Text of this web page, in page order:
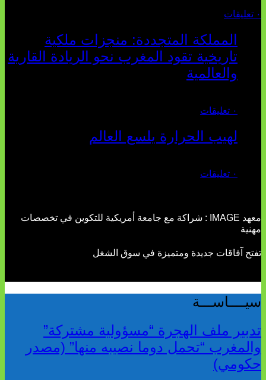
٠ تعليقات
المملكة المتجددة: منجزات ملكية
تاريخية تقود المغرب نحو الريادة القارية
والعالمية
٠ تعليقات
لهيب الحرارة يلسع العالم
٠ تعليقات
معهد IMAGE : شراكة مع جامعة أمريكية للتكوين في تخصصات
مهنية
تفتح آفاقات جديدة ومتميزة في سوق الشغل
سيــــاســـة
تدبير ملف الهجرة “مسؤولية مشتركة”
والمغرب “تحمل دوما نصيبه منها” (مصدر
حكومي)